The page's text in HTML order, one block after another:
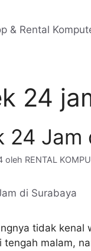
24
24 Jam
oleh RENTAL
tidak kenal
tengah malam,